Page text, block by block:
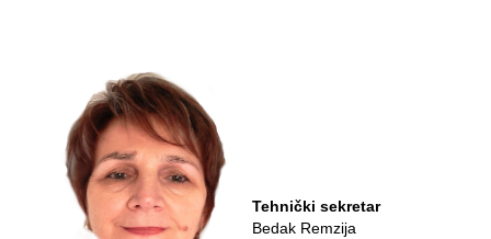
Tehnički sekretar
Bedak Remzija